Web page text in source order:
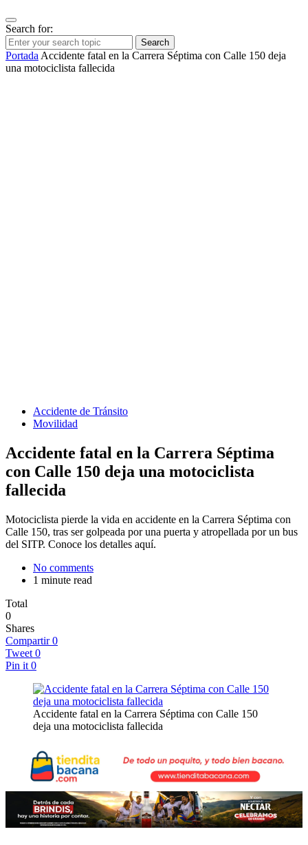
Search for:
Search
Portada Accidente fatal en la Carrera Séptima con Calle 150 deja
una motociclista fallecida
Accidente de Tránsito
Movilidad
Accidente fatal en la Carrera Séptima
con Calle 150 deja una motociclista
fallecida
Motociclista pierde la vida en accidente en la Carrera Séptima con
Calle 150, tras ser golpeada por una puerta y atropellada por un bus
del SITP. Conoce los detalles aquí.
No comments
1 minute read
Total
0
Shares
Compartir 0
Tweet 0
Pin it 0
Accidente fatal en la Carrera Séptima con Calle 150
deja una motociclista fallecida